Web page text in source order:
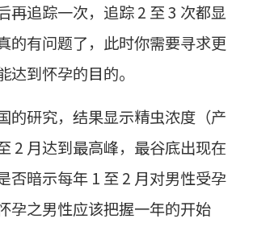
再追踪一次，追踪 2 至 3 次都显
的有问题了，此时你需要寻求更
达到怀孕的目的。
的研究，结果显示精虫浓度（产
2 月达到最高峰，最谷底出现在
否暗示每年 1 至 2 月对男性受孕
孕之男性应该把握一年的开始